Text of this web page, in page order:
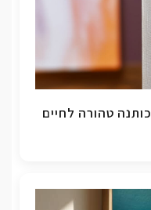
קנבס אמנים פרימיום: 100% כותנה טהורה לחיים